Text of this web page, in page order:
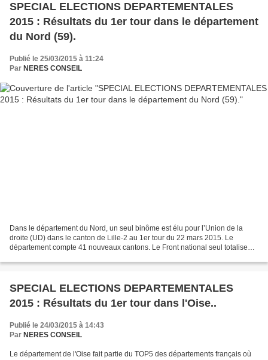
SPECIAL ELECTIONS DEPARTEMENTALES
2015 : Résultats du 1er tour dans le département
du Nord (59).
Publié le 25/03/2015 à 11:24
Par NERES CONSEIL
Dans le département du Nord, un seul binôme est élu pour l’Union de la
droite (UD) dans le canton de Lille-2 au 1er tour du 22 mars 2015. Le
département compte 41 nouveaux cantons. Le Front national seul totalise
SPECIAL ELECTIONS DEPARTEMENTALES
2015 : Résultats du 1er tour dans l'Oise..
Publié le 24/03/2015 à 14:43
Par NERES CONSEIL
Le département de l'Oise fait partie du TOP5 des départements français où